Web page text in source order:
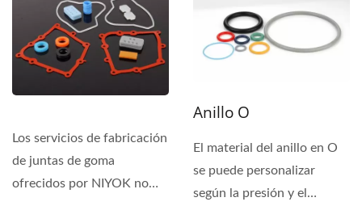
Los servicios de fabricación
de juntas de goma
ofrecidos por NIYOK no
Anillo O
El material del anillo en O
se puede personalizar
según la presión y el